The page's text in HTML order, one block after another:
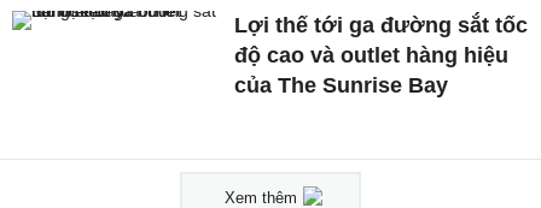
Lợi thế tới ga đường sắt tốc
độ cao và outlet hàng hiệu
của The Sunrise Bay
Xem thêm